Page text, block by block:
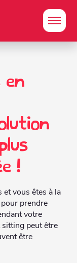
!
et vous êtes à la
prendre
votre
sitting peut être
être